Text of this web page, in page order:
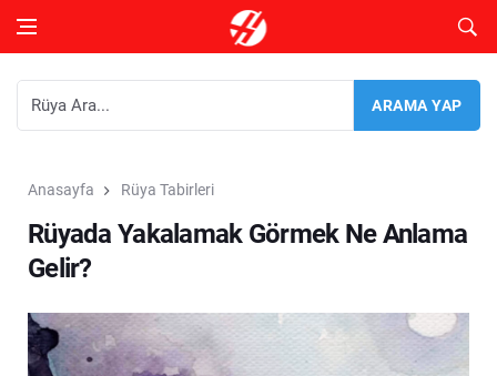
Anasayfa Rüya Tabirleri
Rüyada Yakalamak Görmek Ne Anlama
Gelir?